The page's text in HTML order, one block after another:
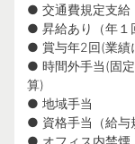
● 交通費規定支給
● 昇給あり（年１
● 賞与年2回(業績
● 時間外手当(固
算)
● 地域手当
● 資格手当（給与
● オフィス内禁煙